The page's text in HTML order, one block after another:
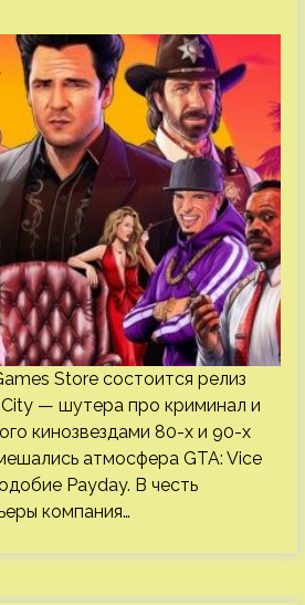
Store состоится релиз
— шутера про криминал и
кинозвездами 80-х и 90-х
атмосфера GTA: Vice
Payday. В честь
компания…